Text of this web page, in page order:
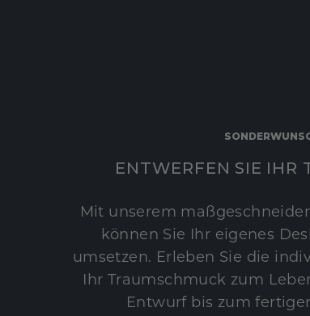
ENTWERFEN SIE IHR
Mit unserem
können Sie Ihr eigenes
umsetzen. Erleben Sie die
Ihr Traumschmuck zum
Entwurf bis zum